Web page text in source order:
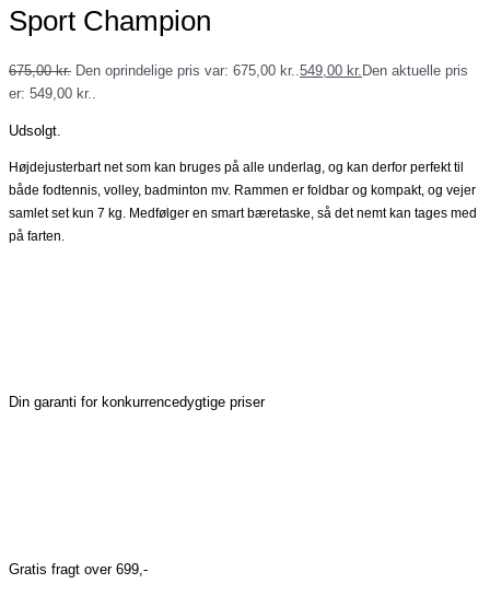
Sport Champion
675,00kr. Den oprindelige pris var: 675,00 kr..549,00 kr. Den aktuelle pris
er: 549,00 kr..
Udsolgt.
Højdejusterbart net som kan bruges på alle underlag, og kan derfor perfekt til
både fodtennis, volley, badminton mv. Rammen er foldbar og kompakt, og vejer
samlet set kun 7 kg. Medfølger en smart bæretaske, så det nemt kan tages med
på farten.
Din garanti for konkurrencedygtige priser
Gratis fragt over 699,-